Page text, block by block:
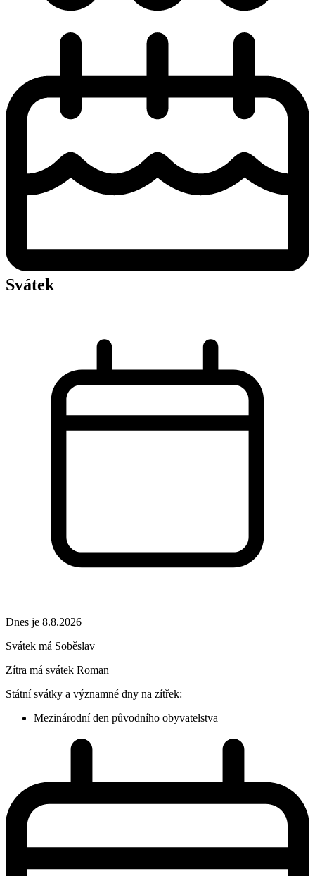
Svátek
Dnes je 8.8.2026
Svátek má Soběslav
Zítra má svátek Roman
Státní svátky a významné dny na zítřek:
Mezinárodní den původního obyvatelstva